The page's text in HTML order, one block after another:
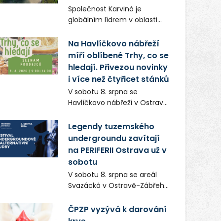
moravskoslezskou metropoli
nevybrali náhodou – její
přirozenou součástí příběhu
bývalého boxerského
šampiona Hoffa (Milan
Ondrík), jenž se po letech
vrací do světa vrcholových
zápasů, tentokrát v MMA.
Společnost Karviná je
globálním lídrem v oblasti
systémů, stabilním
zaměstnavatelem na
Karvinsku a firmou s
obrovským potenciálem.
Na Havlíčkovo nábřeží
míří oblíbené Trhy, co se
hledají. Přivezou novinky
i více než čtyřicet stánků
V sobotu 8. srpna se
Havlíčkovo nábřeží v Ostravě
vůní, chutí a poctivých
lokálních výrobků. Trhy, co se
hledají tentokrát nabídnou
více než čtyřicet pečlivě
vybraných stánků s kvalitní
gastronomií, farmářskými
produkty, designem i
Návštěvníci se mohou těšit
Legendy tuzemského
undergroundu zavítají
na PERIFERII Ostrava už v
sobotu
V sobotu 8. srpna se areál
Svazácká v Ostravě-Zábřehu
undergroundové a
alternativní hudby. Uskuteční
ČPZP vyzývá k darování